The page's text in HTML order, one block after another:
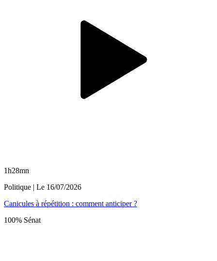
1h28mn
Politique | Le 16/07/2026
Canicules à répétition : comment anticiper ?
100% Sénat